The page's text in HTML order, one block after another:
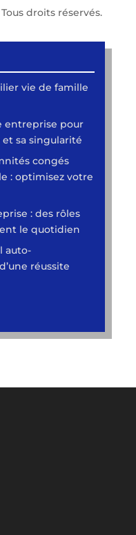
droits réservés.
vie de famille
entreprise pour
sa singularité
congés
: optimisez votre
: des rôles
le quotidien
auto-
réussite